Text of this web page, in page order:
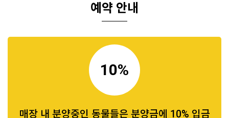
예약 안내
10%
매장 내 분양중인 동물들은 분양금에 10% 입금